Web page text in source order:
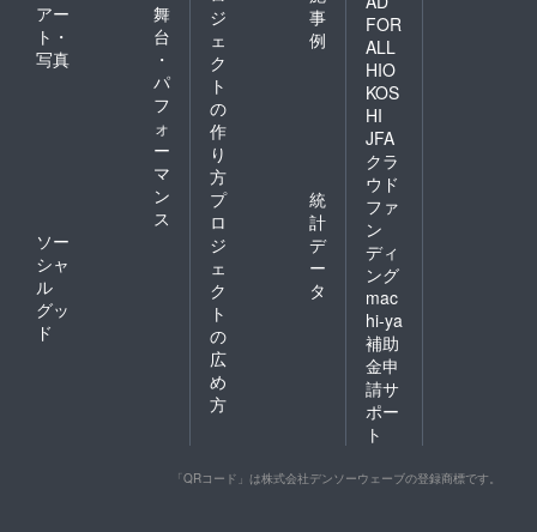
アー
ト・
写真
舞
台
・
パ
フ
ォ
ー
マ
ン
ス
ソー
シャ
ル
グッ
ド
ジ
ェ
ク
ト
の
作
り
方
事
例
プ
ロ
ジ
ェ
ク
ト
の
広
め
方
統
計
デ
ー
タ
FOR
ALL
HIO
KOS
HI
JFA
クラ
ウド
ファ
ン
ディ
ング
mac
hi-ya
補助
金申
請サ
ポー
ト
「QRコード」は株式会社デンソーウェーブの登録商標です。